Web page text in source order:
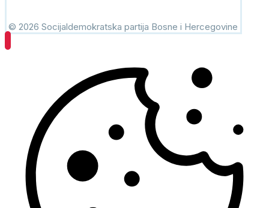
© 2026 Socijaldemokratska partija Bosne i Hercegovine